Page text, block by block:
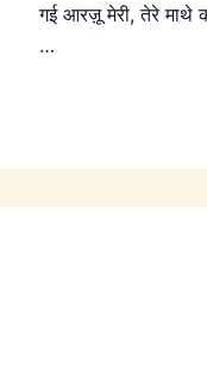
गई आरज़ू मेरी, तेरे माथे
…